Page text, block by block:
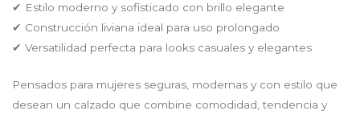
✔ Estilo moderno y sofisticado con brillo elegante
✔ Construcción liviana ideal para uso prolongado
✔ Versatilidad perfecta para looks casuales y elegantes
Pensados para mujeres seguras, modernas y con estilo que
desean un calzado que combine comodidad, tendencia y